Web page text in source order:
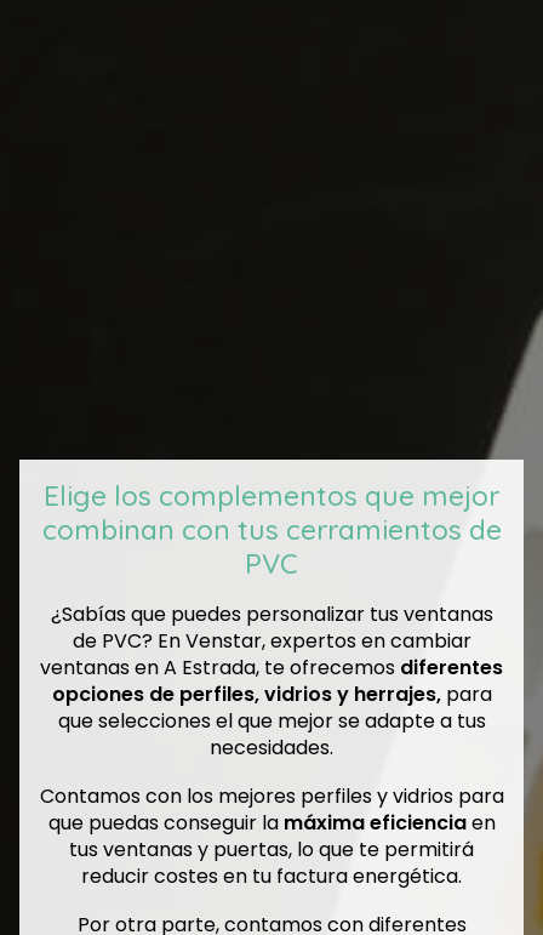
Elige los complementos que mejor
combinan con tus cerramientos de
¿Sabías que puedes personalizar tus ventanas
de PVC? En Venstar, expertos en cambiar
ventanas en A Estrada, te ofrecemosdiferentes
opciones de perfiles, vidrios y herrajes,para
que selecciones el que mejor se adapte a tus
Contamos con los mejores perfiles y vidrios para
que puedas conseguir lamáxima eficienciaen
tus ventanas y puertas, lo que te permitirá